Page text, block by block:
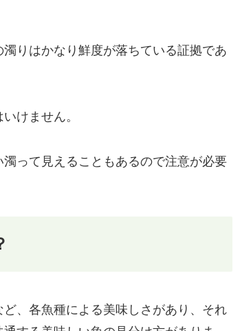
りはかなり鮮度が落ちている証拠であ
けません。
って見えることもあるので注意が必要
、各魚種による美味しさがあり、それ